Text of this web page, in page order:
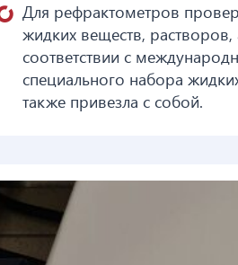
Для рефрактометров
жидких веществ,
соответствии с
специального набора
также привезла с собой.